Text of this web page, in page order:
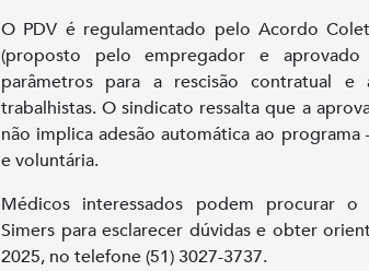
O PDV é regulamentado pelo Acordo
(proposto pelo empregador e
parâmetros para a rescisão contratual e
trabalhistas. O sindicato ressalta que a
não implica adesão automática ao
e voluntária.
Médicos interessados podem procurar
Simers para esclarecer dúvidas e obter
2025, no telefone (51) 3027-3737.